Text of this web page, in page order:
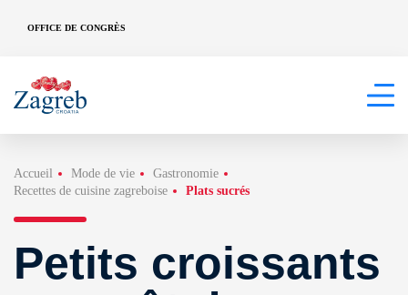
OFFICE DE CONGRÈS
Accueil Mode de vie
Gastronomie
Recettes de cuisine zagreboise
Plats sucrés
Petits croissants